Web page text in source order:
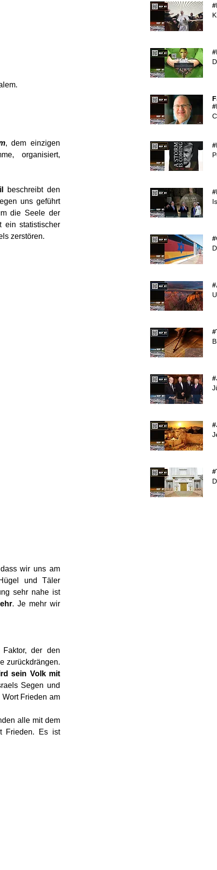
, dem einzigen
organisiert,
beschreibt den
uns geführt
die Seele der
ein statistischer
zerstören.
wir uns am
und Täler
sehr nahe ist
. Je mehr wir
der den
zurückdrängen.
sein Volk mit
Segen und
Frieden am
alle mit dem
Frieden. Es ist